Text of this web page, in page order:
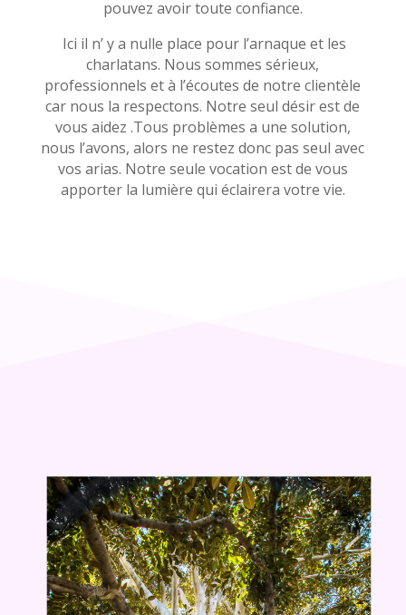
pouvez avoir toute confiance.
Ici il n’ y a nulle place pour l’arnaque et les
charlatans. Nous sommes sérieux,
professionnels et à l’écoutes de notre clientèle
car nous la respectons. Notre seul désir est de
vous aidez .Tous problèmes a une solution,
nous l’avons, alors ne restez donc pas seul avec
vos arias. Notre seule vocation est de vous
apporter la lumière qui éclairera votre vie.